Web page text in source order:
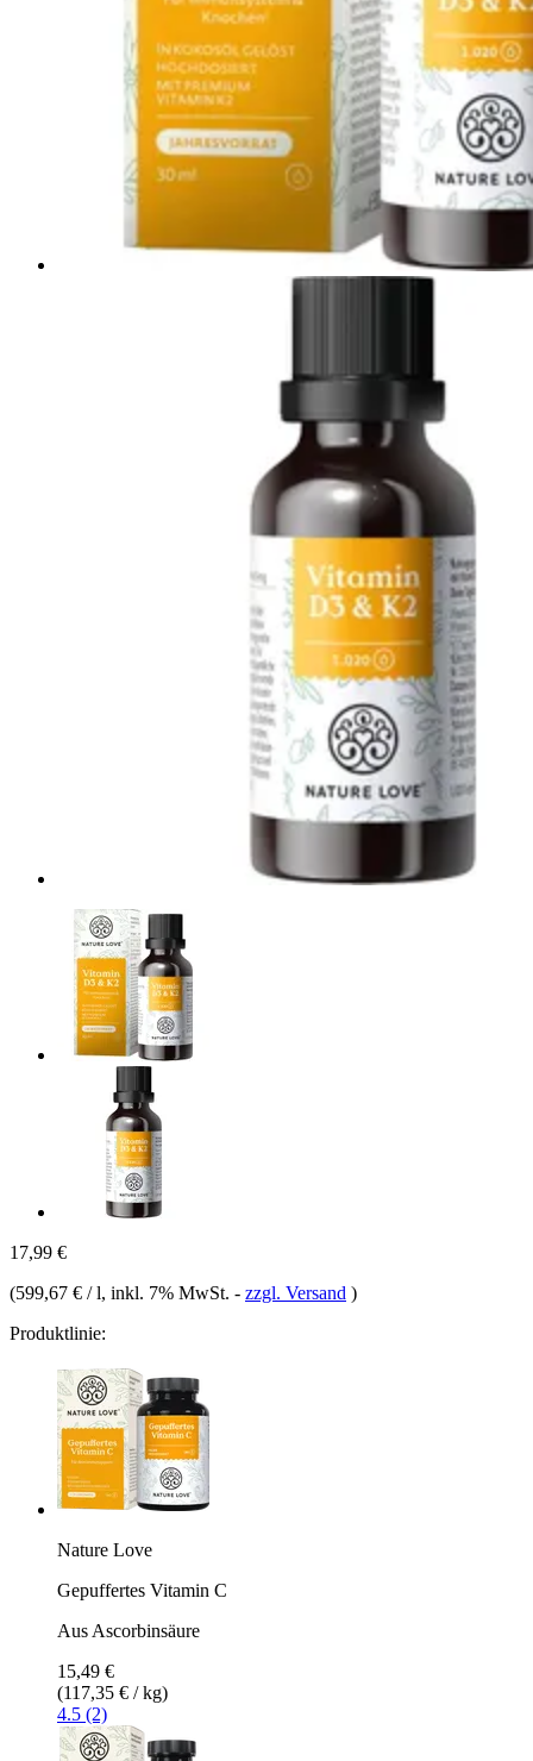
17,99 €
(599,67 € / l, inkl. 7% MwSt. - zzgl. Versand )
Produktlinie:
Nature Love
Gepuffertes Vitamin C
Aus Ascorbinsäure
15,49 €
(117,35 € / kg)
4.5 (2)